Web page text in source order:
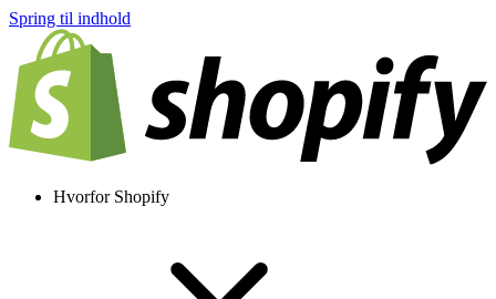
Spring til indhold
Hvorfor Shopify